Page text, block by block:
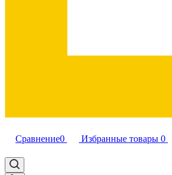
Сравнение0 Избранные товары 0